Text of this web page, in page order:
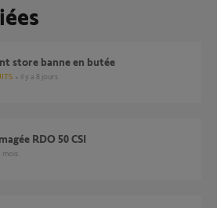
store banne en butée
il y a 8 jours
RDO 50 CSI
mois